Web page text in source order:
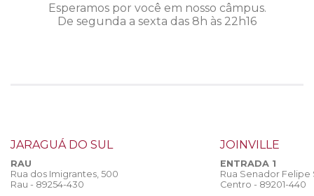
Esperamos por você em nosso câmpus.
De segunda a sexta das 8h às 22h16
JARAGUÁ DO SUL
RAU
Rua dos Imigrantes, 500
Rau - 89254-430
JOINVILLE
ENTRADA 1
Rua Senador
Centro - 89201-440